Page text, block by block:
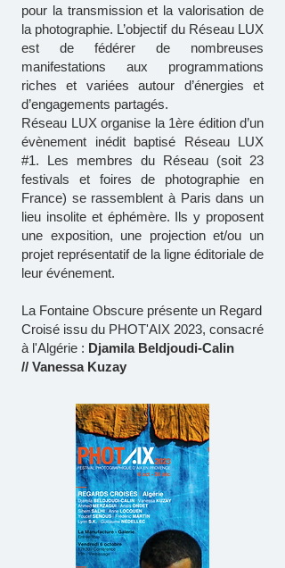
pour la transmission et la valorisation de
la photographie. L’objectif du Réseau LUX
est de fédérer de nombreuses
manifestations aux programmations
riches et variées autour d’énergies et
d’engagements partagés.
Réseau LUX organise la 1ère édition d’un
évènement inédit baptisé Réseau LUX
#1. Les membres du Réseau (soit 23
festivals et foires de photographie en
France) se rassemblent à Paris dans un
lieu insolite et éphémère. Ils y proposent
une exposition, une projection et/ou un
projet représentatif de la ligne éditoriale de
leur événement.
La Fontaine Obscure présente un Regard
Croisé issu du PHOT'AIX 2023, consacré
à l'Algérie : Djamila Beldjoudi-Calin
// Vanessa Kuzay